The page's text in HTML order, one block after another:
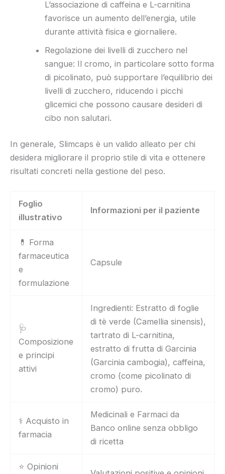
L’associazione di caffeina e L-carnitina
favorisce un aumento dell’energia, utile
durante attività fisica e giornaliere.
Regolazione dei livelli di zucchero nel
sangue: Il cromo, in particolare sotto forma
di picolinato, può supportare l’equilibrio dei
livelli di zucchero, riducendo i picchi
glicemici che possono causare desideri di
cibo non salutari.
In generale, Slimcaps è un valido alleato per chi
desidera migliorare il proprio stile di vita e ottenere
risultati concreti nella gestione del peso.
Foglio
illustrativo
Informazioni per il paziente
💊 Forma
farmaceutica
e
formulazione
Capsule
🩺
Composizione
e principi
attivi
Ingredienti: Estratto di foglie
di tè verde (Camellia sinensis),
tartrato di L-carnitina,
estratto di frutta di Garcinia
(Garcinia cambogia), caffeina,
cromo (come picolinato di
cromo) puro.
⚕️ Acquisto in
farmacia
Medicinali e Farmaci da
Banco online senza obbligo
di ricetta
⭐ Opinioni